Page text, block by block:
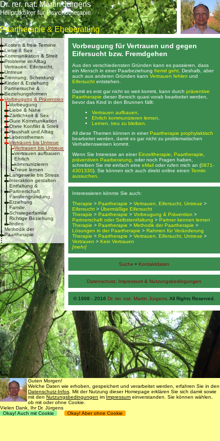
Dr. rer. nat. Martin Jürgens
Heilpraktiker für Psychotherapie
Paartherapie & Eheberatung
Kosten & freie Termine
Liebe & Sex
Kommunikation & Streit
Probleme im Alltag
Vertrauen, Eifersucht,
Untreue
Trennung, Scheidung
Kinder & Erziehung
Partnersuche &
Beziehungsformen
Vorbeugung & Prävention
Vorbeugung
Liebe & Nähe
Zärtlichkeit & Sex
Gute Kommunikation
Ohne Konflikt & Streit
Haushalt und Alltag
Lebensthemen
Vertrauen bis Untreue
Vertrauen bis Untreue
Vertrauen aufbauen
Ehrlich
kommunizieren
Treue lernen
Langeweile bis Stress
Interaktion gestalten
Entfaltung &
Partnerschaft
Familiengründung,
Erziehung
Familie,
Schwiegerfamilie
Richtige Beziehung
finden
Methodik der
Paartherapie
Vorbeugung für Vertrauen und gegen
Eifersucht bzw. Fremdgehen
Aus den verschiedensten Gründen kann es passieren, dass
ein Mensch in einer Paarbeziehung fremd geht . Deshalb, aber
auch aus anderen Gründen kann Vertrauen fehlen und
Eifersucht entstehen.
Damit es erst gar nicht so weit kommt, kann durch präventive
Paartherapie dieser Bereich quasi vorab bearbeitet werden,
bevor das Kind in den Brunnen fällt:
Vertrauen aufbauen
Ehrlich kommunizieren lernen
Lernen, treu zu bleiben
All diese Themen können in einer Paartherapie prophylaktisch
bearbeitet werden, damit es gar nicht zu problematischen
Verhaltensweisen kommt.
Wenn Sie Interesse an einerEinzeltherapie Paartherapie
präventiven Paarberatung , oder noch Fragen haben,
schreiben Sie mir einfach eine eMail oder rufen mich an (0871-
4301330). Sie können sich auch direkt online einen Termin
aussuchen
Interessieren könnte Sie auch:
Therapie > Paartherapie > Vertrauen, Eifersucht, Untreue >
Eifersucht > Übermäßige Eifersucht
Therapie > Paartherapie > Vorbeugung & Prävention >
Partnerschaft oder Selbstentfaltung > Partner kennen lernen
Therapie > Paartherapie > Methodik der Paartherapie >
Lösungen in der Paartherapie > Rahmen für Veränderung
Therapie > Paartherapie > Vertrauen, Eifersucht, Untreue >
Vertrauen > Kein Vertrauen
[mehr]
Suche • Kontaktdaten
Datenschutz Impressum & Nutzungsbedingungen
© 1998 - 2016 Dr. rer. nat. Martin Jürgens . All Rights Reserved.
Guten Morgen!
Welche Daten wie erhoben, gespeichert und verarbeitet werden, erfahren Sie in den
Datenschutz-Infos . Mit der Nutzung dieser Homepage erklären Sie sich damit sowie
mit denNutzungsbedingungen im Impressum einverstanden. Sie können wählen,
ob mit oder ohne Cookie.
Vielen Dank, Ihr Dr. Jürgens
Okay! Auch mit Cookie
Okay! Aber ohne Cookie